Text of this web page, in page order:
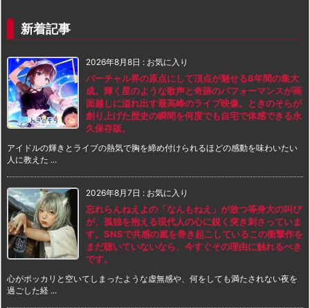
新着記事
2026年8月8日 : お気に入り
バーチャル界の原点にして頂点が魅せる8年間の集大
成。輝く星のような歌声と奇跡のパフォーマンスが画
面越しに溢れ出す最高峰のライブ映像。ときのそらが
創り上げた歴史の瞬間を何度でも自宅で体感できる永
久保存版。
アイドルの輝きとライブの熱気で胸を締め付けられるほどの感動を味わいたい
人に教えた ...
2026年8月7日 : お気に入り
忘れらんねえよの「なんもねえ」が放つ等身大の叫び
が、孤独を抱える現代人の心に鋭く突き刺さっていま
す。SNSで共感の嵐を巻き起こしているこの衝撃作を
まだ聴いていないなら、今すぐその理由に触れるべき
です。
心がポッカリと空いてしまったような虚無感や、何をしても満たされない夜を
過ごした経 ...